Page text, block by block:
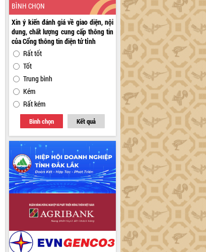
BÌNH CHỌN
Xin ý kiến đánh giá về giao diện, nội
dung, chất lượng cung cấp thông tin
của Cổng thông tin điện tử tỉnh
Rất tốt
Tốt
Trung bình
Kém
Rất kém
Bình chọn Kết quả